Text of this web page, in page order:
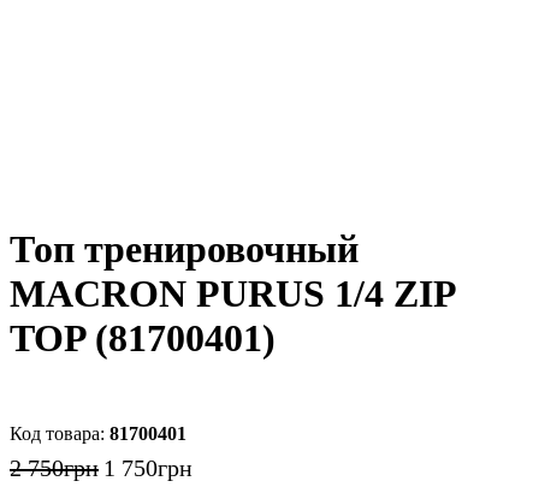
Топ тренировочный
MACRON PURUS 1/4 ZIP
TOP (81700401)
81700401
2 750грн 1 750грн